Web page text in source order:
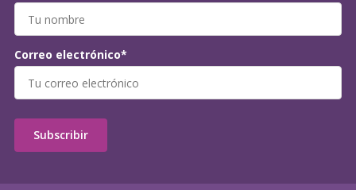
Correo electrónico*
Subscribir